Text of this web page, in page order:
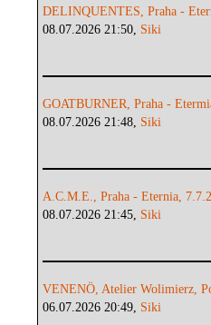
DELINQUENTES, Praha -
08.07.2026 21:50, Siki
GOATBURNER, Praha -
08.07.2026 21:48, Siki
A.C.M.E., Praha - Eternia,
08.07.2026 21:45, Siki
VENENÖ, Atelier Wolimierz,
06.07.2026 20:49, Siki